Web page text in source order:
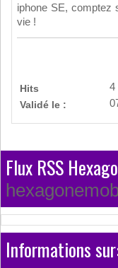
iphone SE, comptez
vie !
Hits
4
Validé le :
Flux RSS
Informations